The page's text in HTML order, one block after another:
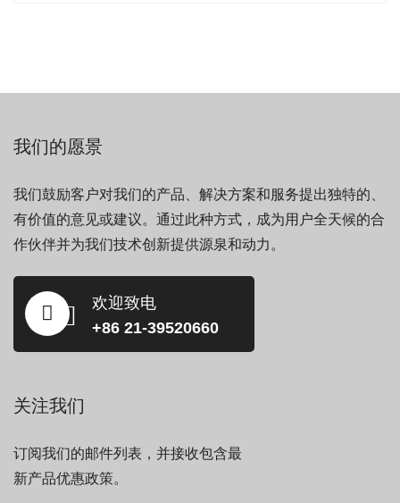
我们的愿景
我们鼓励客户对我们的产品、解决方案和服务提出独特的、
有价值的意见或建议。通过此种方式，成为用户全天候的合
作伙伴并为我们技术创新提供源泉和动力。
欢迎致电
+86 21-39520660
关注我们
订阅我们的邮件列表，并接收包含最
新产品优惠政策。